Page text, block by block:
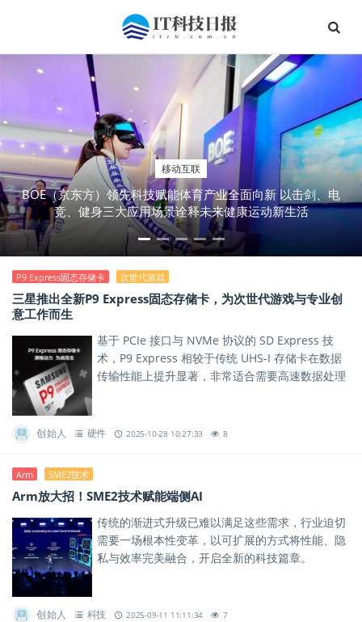
移动互联
BOE（京东方）领先科技赋能体育产业全面向新 以击剑、电
竞、健身三大应用场景诠释未来健康运动新生活
P9 Express固态存储卡 次世代游戏
三星推出全新P9 Express固态存储卡，为次世代游戏与专业创
意工作而生
基于 PCIe 接口与 NVMe 协议的 SD Express 技
术，P9 Express 相较于传统 UHS-I 存储卡在数据
传输性能上提升显著，非常适合需要高速数据处理
创始人 硬件 2025-10-28 10:27:33 8
Arm SME2技术
Arm放大招！SME2技术赋能端侧AI
传统的渐进式升级已难以满足这些需求，行业迫切
需要一场根本性变革，以可扩展的方式将性能、隐
私与效率完美融合，开启全新的科技篇章。
创始人 科技 2025-09-11 11:11:34 7